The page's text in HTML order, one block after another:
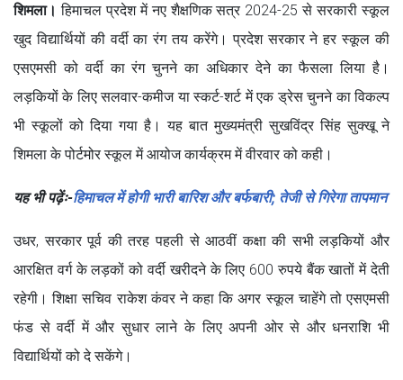
शिमला।हिमाचल प्रदेश में नए शैक्षणिक सत्र 2024-25 से सरकारी स्कूल
खुद विद्यार्थियों की वर्दी का रंग तय करेंगे। प्रदेश सरकार ने हर स्कूल की
एसएमसी को वर्दी का रंग चुनने का अधिकार देने का फैसला लिया है।
लड़कियों के लिए सलवार-कमीज या स्कर्ट-शर्ट में एक ड्रेस चुनने का विकल्प
भी स्कूलों को दिया गया है। यह बात मुख्यमंत्री सुखविंद्र सिंह सुक्खू ने
शिमला के पोर्टमोर स्कूल में आयोज कार्यक्रम में वीरवार को कही।
यह भी पढ़ेंः-हिमाचल में होगी भारी बारिश और बर्फबारी; तेजी से गिरेगा तापमान
उधर, सरकार पूर्व की तरह पहली से आठवीं कक्षा की सभी लड़कियों और
आरक्षित वर्ग के लड़कों को वर्दी खरीदने के लिए 600 रुपये बैंक खातों में देती
रहेगी। शिक्षा सचिव राकेश कंवर ने कहा कि अगर स्कूल चाहेंगे तो एसएमसी
फंड से वर्दी में और सुधार लाने के लिए अपनी ओर से और धनराशि भी
विद्यार्थियों को दे सकेंगे।